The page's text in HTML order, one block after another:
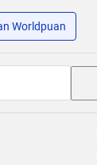
Worldpuan